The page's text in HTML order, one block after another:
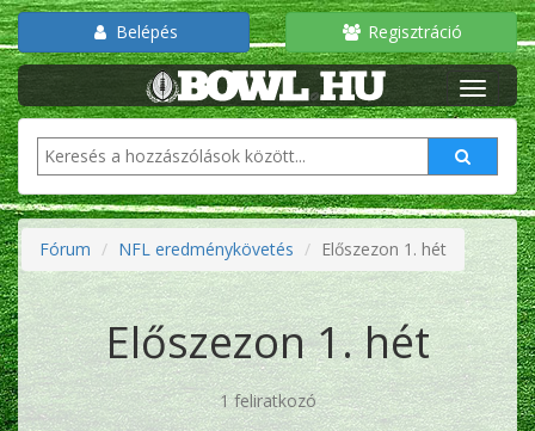
Belépés Regisztráció
Fórum NFL eredménykövetés Előszezon 1. hét
Előszezon 1. hét
1 feliratkozó